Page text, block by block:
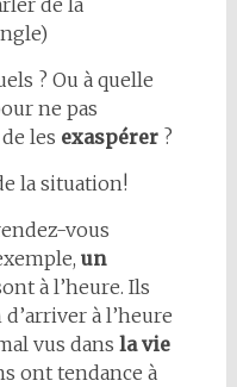
? Ou à quelle
ne pas
les exaspérer?
la situation!
vous
un
à l’heure. Ils
à l’heure
vus dans la vie
ont tendance à